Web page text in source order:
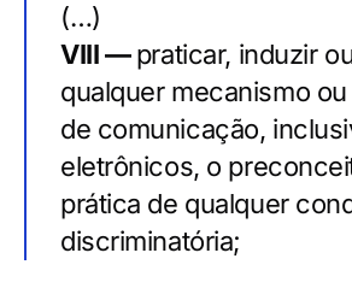
(…)
VIII —praticar, induzir
qualquer mecanismo
de comunicação,
eletrônicos, o
prática de qualquer
discriminatória;